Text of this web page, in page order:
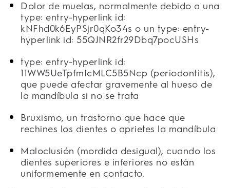
Dolor de muelas, normalmente debido a una
type: entry-hyperlink id:
kNFhd0k6EyPSjr0qKo34s o un type: entry-
hyperlink id: 55QJNR2fr29Dbq7pocUSHs
type: entry-hyperlink id:
11WW5UeTpfmIcMLC5B5Ncp (periodontitis),
que puede afectar gravemente al hueso de
la mandíbula si no se trata
Bruxismo, un trastorno que hace que
rechines los dientes o aprietes la mandíbula
Maloclusión (mordida desigual), cuando los
dientes superiores e inferiores no están
uniformemente en contacto.